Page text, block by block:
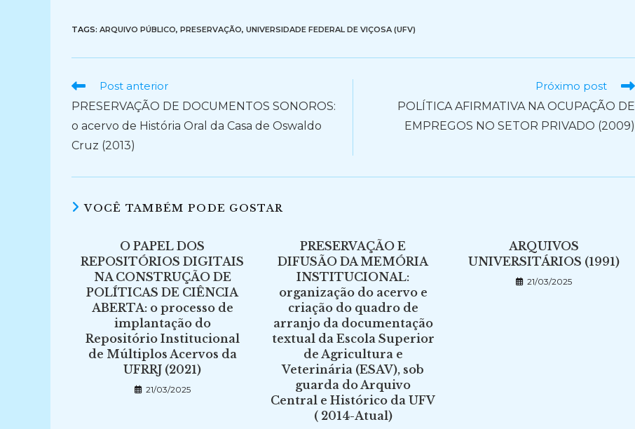
TAGS: ARQUIVO PÚBLICO, PRESERVAÇÃO, UNIVERSIDADE FEDERAL DE VIÇOSA (UFV)
Ler
artigos
Post anterior
PRESERVAÇÃO DE DOCUMENTOS SONOROS:
o acervo de História Oral da Casa de Oswaldo
Cruz (2013)
Próximo post
POLÍTICA AFIRMATIVA NA OCUPAÇÃO DE
EMPREGOS NO SETOR PRIVADO (2009)
VOCÊ TAMBÉM PODE GOSTAR
O PAPEL DOS
REPOSITÓRIOS DIGITAIS
NA CONSTRUÇÃO DE
POLÍTICAS DE CIÊNCIA
ABERTA: o processo de
implantação do
Repositório Institucional
de Múltiplos Acervos da
UFRRJ (2021)
21/03/2025
PRESERVAÇÃO E
DIFUSÃO DA MEMÓRIA
INSTITUCIONAL:
organização do acervo e
criação do quadro de
arranjo da documentação
textual da Escola Superior
de Agricultura e
Veterinária (ESAV), sob
guarda do Arquivo
Central e Histórico da UFV
( 2014-Atual)
ARQUIVOS
UNIVERSITÁRIOS (1991)
21/03/2025